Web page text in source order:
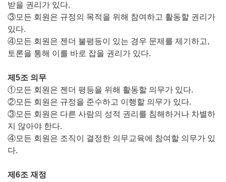
받을 권리가 있다.
③모든 회원은 규정의 목적을 위해 참여하고 활동할 권리가
있다.
④모든 회원은 젠더 불평등이 있는 경우 문제를 제기하고,
토론을 통해 이를 바로 잡을 권리가 있다.
제5조 의무
①모든 회원은 젠더 평등을 위해 활동할 의무가 있다.
②모든 회원은 규정을 준수하고 이행할 의무가 있다.
③모든 회원은 다른 사람의 성적 권리를 침해하거나 차별하
지 않아야 한다.
④모든 회원은 조직이 결정한 의무교육에 참여할 의무가 있
다.
제6조 재정